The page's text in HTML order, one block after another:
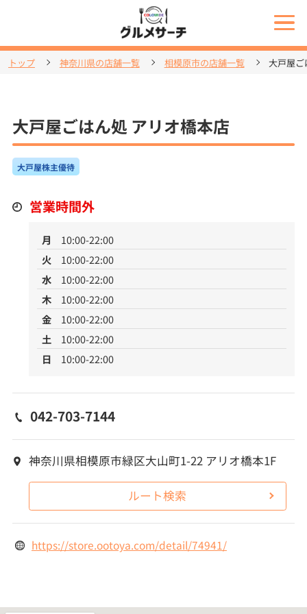
トップ 神奈川県の店舗一覧 相模原市の店舗一覧 大戸屋
大戸屋ごはん処 アリオ橋本店
大戸屋株主優待
営業時間外
月
10:00-22:00
火
10:00-22:00
水
10:00-22:00
木
10:00-22:00
金
10:00-22:00
土
10:00-22:00
日
10:00-22:00
042-703-7144
神奈川県相模原市緑区大山町1-22 アリオ橋本1F
ルート検索
https://store.ootoya.com/detail/74941/